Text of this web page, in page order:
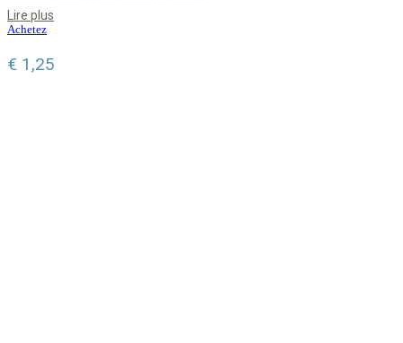
Lire plus
Achetez
€ 1,25